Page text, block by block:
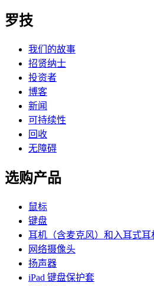
罗技
我们的故事
招贤纳士
投资者
博客
新闻
可持续性
回收
无障碍
选购产品
鼠标
键盘
耳机（含麦克风）和入耳式耳
网络摄像头
扬声器
iPad 键盘保护套